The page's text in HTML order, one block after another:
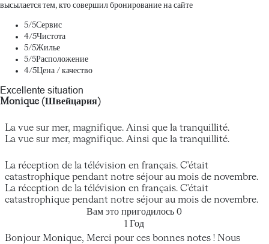
высылается тем, кто совершил бронирование на сайте
5/5Сервис
4/5Чистота
5/5Жилье
5/5Расположение
4/5Цена / качество
Excellente situation
Monique (Швейцария)
La vue sur mer, magnifique. Ainsi que la tranquillité.
La vue sur mer, magnifique. Ainsi que la tranquillité.
La réception de la télévision en français. C'était
catastrophique pendant notre séjour au mois de novembre.
La réception de la télévision en français. C'était
catastrophique pendant notre séjour au mois de novembre.
Вам это пригодилось 0
1 Год
Bonjour Monique, Merci pour ces bonnes notes ! Nous